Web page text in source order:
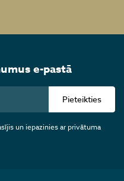
e-pastā
Pieteikties
un iepazinies ar privātuma